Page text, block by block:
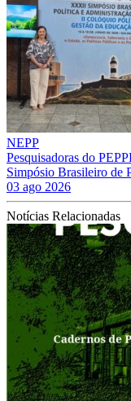
NEPP
Pesquisadoras do
Simpósio Brasileiro de
03 ago 2026
Notícias Relacionadas